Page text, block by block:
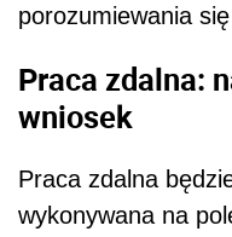
porozumiewania
Praca zdalna:
wniosek
Praca zdalna
wykonywana na